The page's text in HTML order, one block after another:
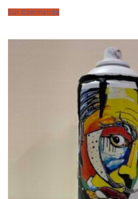
Sur Commande